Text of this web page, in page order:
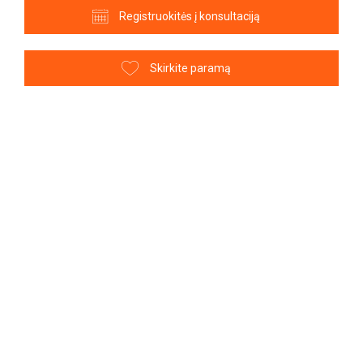
Registruokitės į konsultaciją
Skirkite paramą